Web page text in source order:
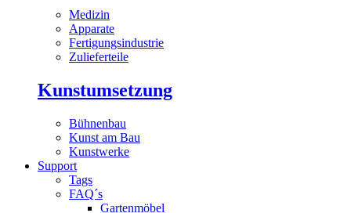
Medizin
Apparate
Fertigungsindustrie
Zulieferteile
Kunstumsetzung
Bühnenbau
Kunst am Bau
Kunstwerke
Support
Tags
FAQ´s
Gartenmöbel